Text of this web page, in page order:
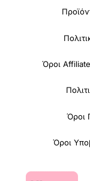
Όροι
Όροι
Όροι